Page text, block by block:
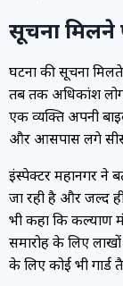
सूचना मिलने
घटना की सूचना
तब तक अधिकांश
एक व्यक्ति अपनी
और आसपास लगे
इंस्पेक्टर महानगर ने
जा रही है और जल्द
भी कहा कि कल्याण
समारोह के लिए
के लिए कोई भी गार्ड